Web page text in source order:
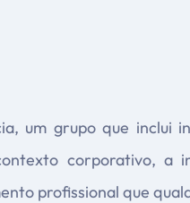
um grupo que inclui
corporativo, a
profissional que